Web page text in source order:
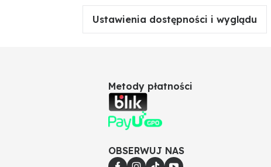
Ustawienia dostępności i wyglądu
Metody płatności
OBSERWUJ NAS